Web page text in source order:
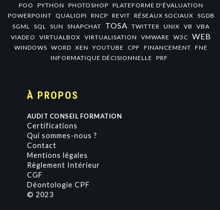
POO
PYTHON PHOTOSHOP PLATEFORME D'ÉVALUATION
POWERPOINT
QUALIOPI RNCP REVIT RÉSEAUX SOCIAUX SGDB
SGML
SQL SUN SNAPCHAT TOSA TWITTER UNIX VB
VBA
VIADEO
VIRTUALBOX VIRTUALISATION VMWARE W3C WEB
WINDOWS WORD XEN YOUTUBE CPF FINANCEMENT FNE
INFORMATIQUE DÉCISIONNELLE
PRF
À PROPOS
AUDIT CONSEIL FORMATION
Certifications
Qui sommes-nous ?
Contact
Mentions légales
Règlement Intérieur
CGF
Déontologie CPF
© 2023